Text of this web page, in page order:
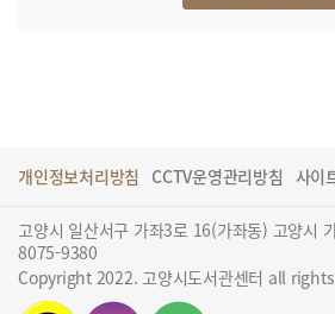
개인정보처리방침 CCTV운영관리방침 사이
고양시 일산서구 가좌3로 16(가좌동) 고양시
8075-9380
Copyright 2022. 고양시도서관센터 all